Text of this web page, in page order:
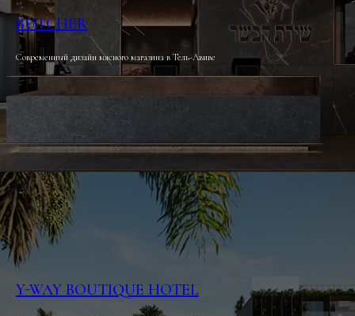
BUTCHER
Современный дизайн мясного магазина в Тель-Авиве
Y-WAY BOUTIQUE HOTEL